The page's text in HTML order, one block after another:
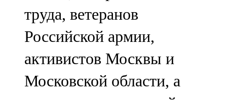
105,5 FM
труда, ветеранов
Российской армии,
активистов Москвы и
Московской области, а